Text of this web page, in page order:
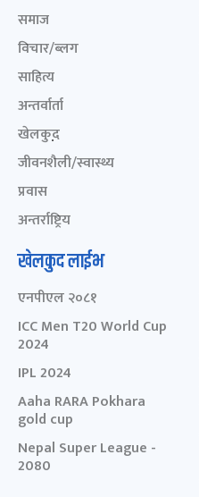
समाज
विचार/ब्लग
साहित्य
अन्तर्वार्ता
खेलकुद़़
जीवनशैली/स्वास्थ्य
प्रवास
अन्तर्राष्ट्रिय
खेलकुद लाईभ
एनपीएल २०८१
ICC Men T20 World Cup
2024
IPL 2024
Aaha RARA Pokhara
gold cup
Nepal Super League -
2080